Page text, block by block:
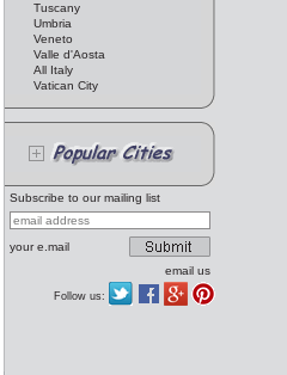
Tuscany
Umbria
Veneto
Valle d'Aosta
All Italy
Vatican City
Subscribe to our mailing list
your e.mail
email us
Follow us: